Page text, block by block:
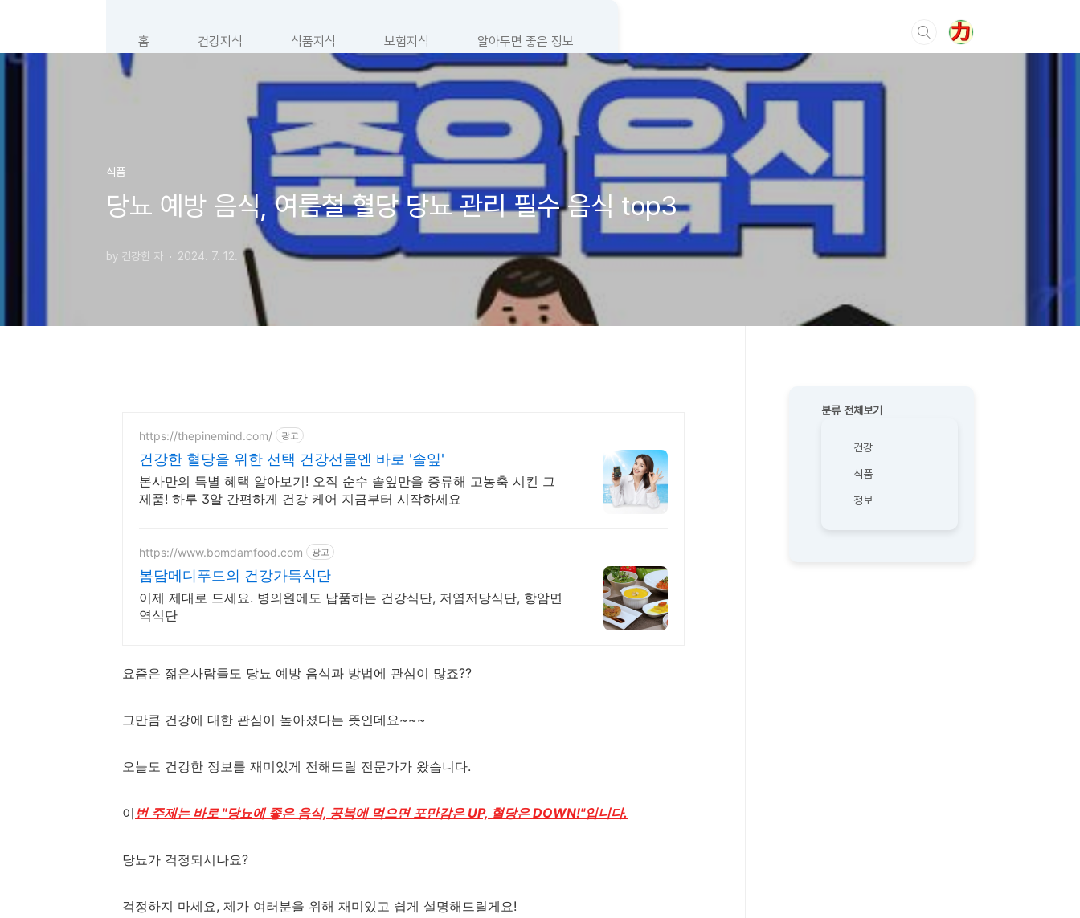
홈 건강지식 식품지식 보험지식 알아두면 좋은 정보
식품
당뇨 예방 음식, 여름철 혈당 당뇨 관리 필수 음식 top3
by 건강한 자 2024. 7. 12.
https://thepinemind.com/ 광고
건강한 혈당을 위한 선택 건강선물엔 바로 '솔잎'
본사만의 특별 혜택 알아보기! 오직 순수 솔잎만을 증류해 고농축 시킨 그
제품! 하루 3알 간편하게 건강 케어 지금부터 시작하세요
https://www.bomdamfood.com 광고
봄담메디푸드의 건강가득식단
이제 제대로 드세요. 병의원에도 납품하는 건강식단, 저염저당식단, 항암면
역식단
요즘은 젊은사람들도 당뇨 예방 음식과 방법에 관심이 많죠??
그만큼 건강에 대한 관심이 높아졌다는 뜻인데요~~~
오늘도 건강한 정보를 재미있게 전해드릴 전문가가 왔습니다.
이 번 주제는 바로 "당뇨에 좋은 음식, 공복에 먹으면 포만감은 UP, 혈당은 DOWN!"입니다.
당뇨가 걱정되시나요?
걱정하지 마세요, 제가 여러분을 위해 재미있고 쉽게 설명해드릴게요!
분류 전체보기
건강
식품
정보